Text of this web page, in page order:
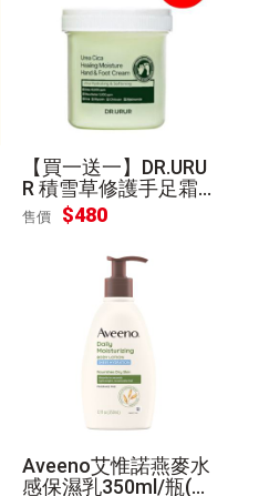
【買一送一】DR.URU
R 積雪草修護手足霜 1
50g
售價 $480
Aveeno艾惟諾燕麥水
感保濕乳350ml/瓶(包